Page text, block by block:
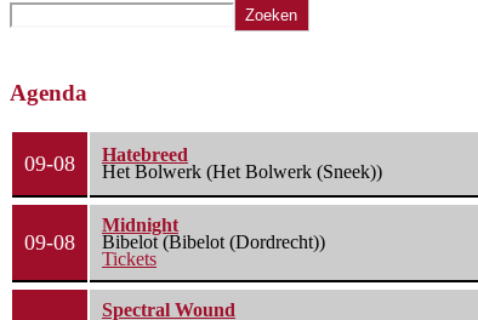
Zoeken
Agenda
09-08
Hatebreed
Het Bolwerk (Het Bolwerk (Sneek))
09-08
Midnight
Bibelot (Bibelot (Dordrecht))
Tickets
Spectral Wound